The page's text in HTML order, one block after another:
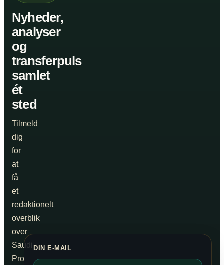
Nyheder,
analyser
og
transferpuls
samlet
ét
sted
Tilmeld
dig
for
at
få
et
redaktionelt
overblik
over
Saudi
Pro
DIN E-MAIL